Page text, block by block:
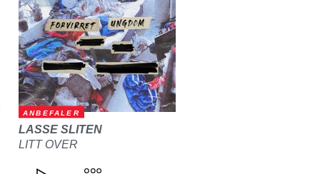
ANBEFALER
LASSE SLITEN
LITT OVER